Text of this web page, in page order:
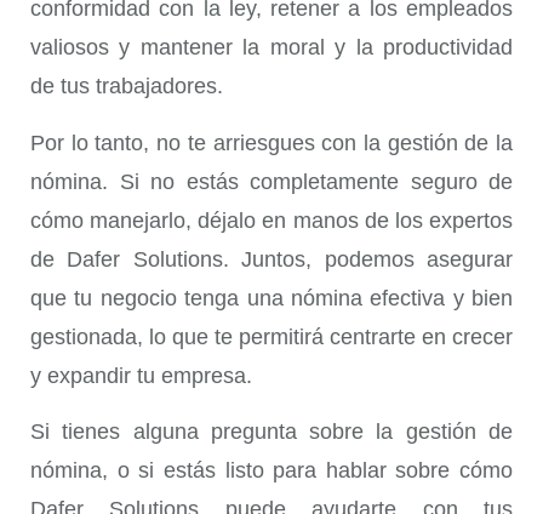
conformidad con la ley, retener a los empleados
valiosos y mantener la moral y la productividad
de tus trabajadores.
Por lo tanto, no te arriesgues con la gestión de la
nómina. Si no estás completamente seguro de
cómo manejarlo, déjalo en manos de los expertos
de Dafer Solutions. Juntos, podemos asegurar
que tu negocio tenga una nómina efectiva y bien
gestionada, lo que te permitirá centrarte en crecer
y expandir tu empresa.
Si tienes alguna pregunta sobre la gestión de
nómina, o si estás listo para hablar sobre cómo
Dafer Solutions puede ayudarte con tus